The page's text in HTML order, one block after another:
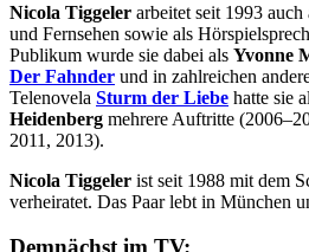
Nicola Tiggeler arbeitet seit 1993
und Fernsehen sowie als
Publikum wurde sie dabei als Yvonne
Der Fahnder und in zahlreichen
Telenovela Sturm der Liebe hatte sie
Heidenberg mehrere Auftritte
2011, 2013).
Nicola Tiggeler ist seit 1988 mit dem
verheiratet. Das Paar lebt in München